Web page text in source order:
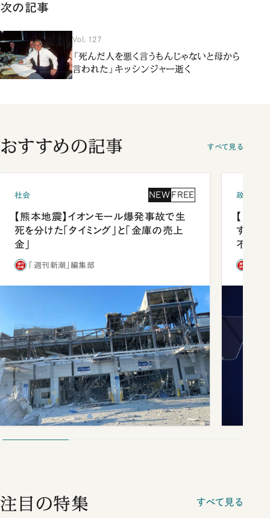
次の記事
Vol. 127
「死んだ人を悪く言うもんじゃないと母から
言われた」キッシンジャー逝く
おすすめの記事 すべて見る
社会 NEW FREE
【熊本地震】イオンモール爆発事故で生
死を分けた「タイミング」と「金庫の売上
金」
「週刊新潮」編集部
政治
【内閣
する人
不仲説
注目の特集 すべて見る